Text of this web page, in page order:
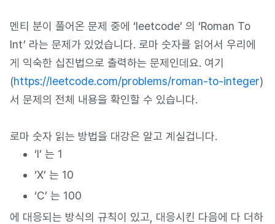
멘티 분이 풀어온 문제 중에 ‘leetcode’ 의 ‘Roman To
Int’ 라는 문제가 있었습니다. 로마 숫자를 읽어서 우리에
게 익숙한 십진법으로 출력하는 문제인데요. 여기
(https://leetcode.com/problems/roman-to-integer)
서 문제의 전체 내용을 확인할 수 있습니다.
로마 숫자 읽는 방법을 대강은 알고 계실겁니다.
‘I’ 는 1
‘X’ 는 10
‘C’ 는 100
에 대응되는 방식의 규칙이 있고, 대응시킨 다음에 다 더하